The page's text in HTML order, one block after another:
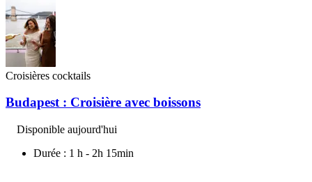
Croisières cocktails
Budapest : Croisière avec boissons
Disponible aujourd'hui
Durée : 1 h - 2h 15min